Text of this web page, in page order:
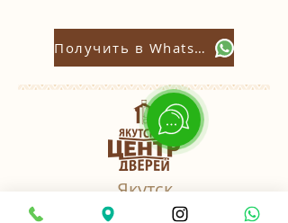
Получить в Whatsapp
Якутск
пер. Базовый, 3 к3